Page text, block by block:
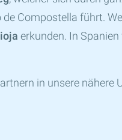
Compostella führt.
erkunden. In
in unsere nähere